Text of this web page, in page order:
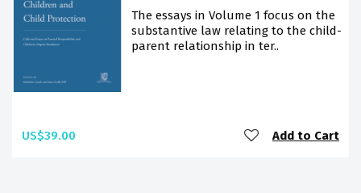
The essays in Volume 1 focus on the
substantive law relating to the child-
parent relationship in ter..
US$39.00 Add to Cart